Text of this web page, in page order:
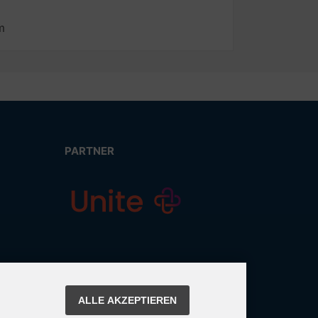
PARTNER
ALLE AKZEPTIEREN